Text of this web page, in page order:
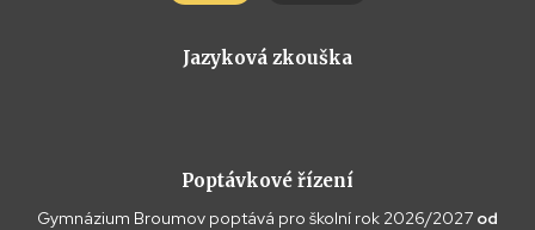
Jazyková zkouška
Poptávkové řízení
Gymnázium Broumov poptává pro školní rok 2026/2027 od